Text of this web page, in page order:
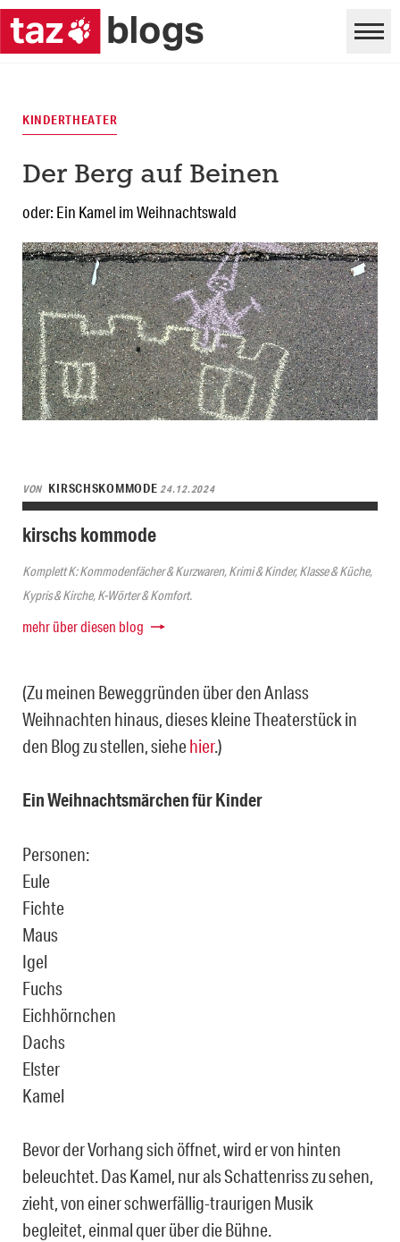
KINDERTHEATER
Der Berg auf Beinen
oder: Ein Kamel im Weihnachtswald
VON KIRSCHSKOMMODE24.12.2024
kirschs kommode
Komplett K: Kommodenfächer & Kurzwaren, Krimi & Kinder, Klasse & Küche,
Kypris & Kirche, K-Wörter & Komfort.
mehr über diesen blog
(Zu meinen Beweggründen über den Anlass
Weihnachten hinaus, dieses kleine Theaterstück in
den Blog zu stellen, siehehier.)
Ein Weihnachtsmärchen für Kinder
Personen:
Eule
Fichte
Maus
Igel
Fuchs
Eichhörnchen
Dachs
Elster
Kamel
Bevor der Vorhang sich öffnet, wird er von hinten
beleuchtet. Das Kamel, nur als Schatten­riss zu sehen,
zieht, von einer schwerfällig-traurigen Musik
begleitet, einmal quer über die Bühne.